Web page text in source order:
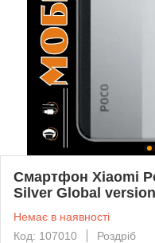
Смартфон Xiaomi
Silver Global version
Немає в наявності
Код: 107010
Роздріб